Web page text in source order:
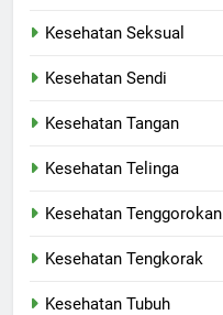
Kesehatan Seksual
Kesehatan Sendi
Kesehatan Tangan
Kesehatan Telinga
Kesehatan Tenggorokan
Kesehatan Tengkorak
Kesehatan Tubuh